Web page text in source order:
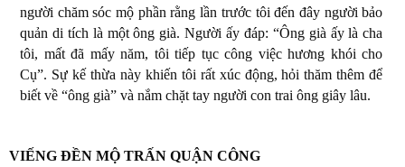
người chăm sóc mộ phần rằng lần trước tôi đến đây người bảo
quản di tích là một ông già. Người ấy đáp: “Ông già ấy là cha
tôi, mất đã mấy năm, tôi tiếp tục công việc hương khói cho
Cụ”. Sự kế thừa này khiến tôi rất xúc động, hỏi thăm thêm để
biết về “ông già” và nắm chặt tay người con trai ông giây lâu.
VIẾNG ĐỀN MỘ TRẤN QUẬN CÔNG